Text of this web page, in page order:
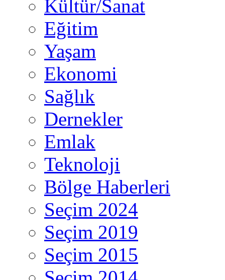
Kültür/Sanat
Eğitim
Yaşam
Ekonomi
Sağlık
Dernekler
Emlak
Teknoloji
Bölge Haberleri
Seçim 2024
Seçim 2019
Seçim 2015